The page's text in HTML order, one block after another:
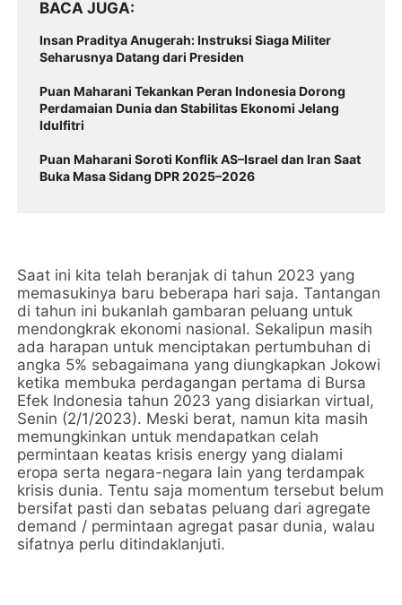
BACA JUGA
Insan Praditya Anugerah: Instruksi Siaga Militer
Seharusnya Datang dari Presiden
Puan Maharani Tekankan Peran Indonesia Dorong
Perdamaian Dunia dan Stabilitas Ekonomi Jelang
Idulfitri
Puan Maharani Soroti Konflik AS–Israel dan Iran Saat
Buka Masa Sidang DPR 2025–2026
Saat ini kita telah beranjak di tahun 2023 yang
memasukinya baru beberapa hari saja. Tantangan
di tahun ini bukanlah gambaran peluang untuk
mendongkrak ekonomi nasional. Sekalipun masih
ada harapan untuk menciptakan pertumbuhan di
angka 5% sebagaimana yang diungkapkan Jokowi
ketika membuka perdagangan pertama di Bursa
Efek Indonesia tahun 2023 yang disiarkan virtual,
Senin (2/1/2023). Meski berat, namun kita masih
memungkinkan untuk mendapatkan celah
permintaan keatas krisis energy yang dialami
eropa serta negara-negara lain yang terdampak
krisis dunia. Tentu saja momentum tersebut belum
bersifat pasti dan sebatas peluang dari agregate
demand / permintaan agregat pasar dunia, walau
sifatnya perlu ditindaklanjuti.